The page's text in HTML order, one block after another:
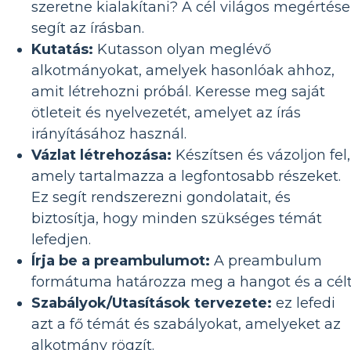
szeretne kialakítani? A cél világos megértése
segít az írásban.
Kutatás: Kutasson olyan meglévő
alkotmányokat, amelyek hasonlóak ahhoz,
amit létrehozni próbál. Keresse meg saját
ötleteit és nyelvezetét, amelyet az írás
irányításához használ.
Vázlat létrehozása: Készítsen és vázoljon fel,
amely tartalmazza a legfontosabb részeket.
Ez segít rendszerezni gondolatait, és
biztosítja, hogy minden szükséges témát
lefedjen.
Írja be a preambulumot: A preambulum
formátuma határozza meg a hangot és a
Szabályok/Utasítások tervezete: ez lefedi
azt a fő témát és szabályokat, amelyeket az
alkotmány rögzít.